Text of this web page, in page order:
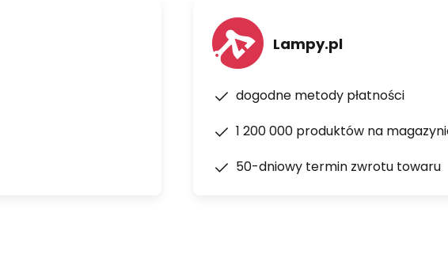
Lampy.pl
dogodne metody płatności
1 200 000 produktów na
50-dniowy termin zwrotu towaru